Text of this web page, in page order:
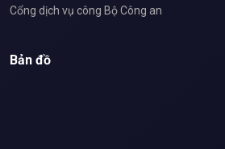
Cổng dịch vụ công Bộ Công an
Bản đồ